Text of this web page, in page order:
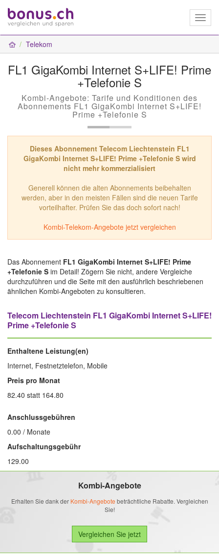
Telekom
FL1 GigaKombi Internet S+LIFE! Prime
+Telefonie S
Kombi-Angebote: Tarife und Konditionen des
Abonnements FL1 GigaKombi Internet S+LIFE!
Prime +Telefonie S
Dieses Abonnement Telecom Liechtenstein FL1
GigaKombi Internet S+LIFE! Prime +Telefonie S wird
nicht mehr kommerzialisiert
Generell können die alten Abonnements beibehalten
werden, aber in den meisten Fällen sind die neuen Tarife
vorteilhafter. Prüfen Sie das doch sofort nach!
Kombi-Telekom-Angebote jetzt vergleichen
Das Abonnement FL1 GigaKombi Internet S+LIFE! Prime
+Telefonie S im Detail! Zögern Sie nicht, andere Vergleiche
durchzuführen und die Seite mit den ausführlich beschriebenen
ähnlichen Kombi-Angeboten zu konsultieren.
Telecom Liechtenstein FL1 GigaKombi Internet S+LIFE!
Prime +Telefonie S
Enthaltene Leistung(en)
Internet, Festnetztelefon, Mobile
Preis pro Monat
82.40 statt 164.80
Anschlussgebühren
0.00 / Monate
Aufschaltungsgebühr
129.00
Kombi-Angebote
Erhalten Sie dank der Kombi-Angebote beträchtliche Rabatte. Vergleichen
Sie!